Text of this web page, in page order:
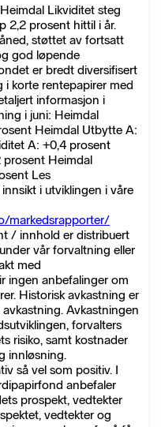
Likviditet steg
2,2 prosent hittil i år.
støttet av fortsatt
god løpende
er bredt diversifisert
i korte rentepapirer med
informasjon i
i juni: Heimdal
Heimdal Utbytte A:
A: +0,4 prosent
Heimdal
Les
i utviklingen i våre
markedsrapporter/
/ innhold er distribuert
vår forvaltning eller
med
ingen anbefalinger om
Historisk avkastning er
Avkastningen
forvalters
risiko, samt kostnader
innløsning.
så vel som positiv. I
anbefaler
prospekt, vedtekter
vedtekter og